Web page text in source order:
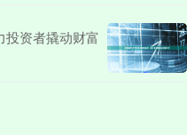
投资者撬动财富